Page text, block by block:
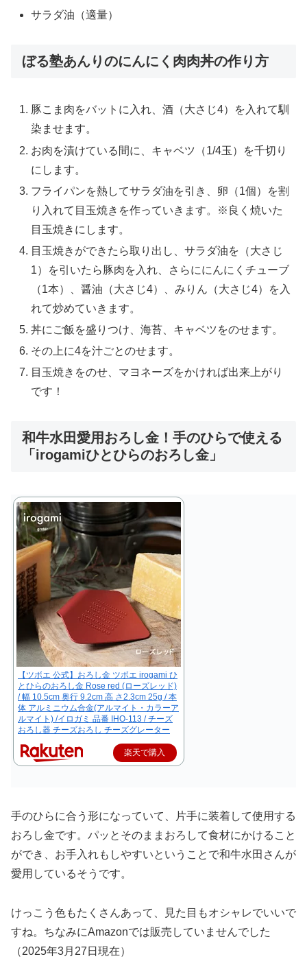
サラダ油（適量）
ぼる塾あんりのにんにく肉肉丼の作り方
豚こま肉をバットに入れ、酒（大さじ4）を入れて馴
染ませます。
お肉を漬けている間に、キャベツ（1/4玉）を千切り
にします。
フライパンを熱してサラダ油を引き、卵（1個）を割
り入れて目玉焼きを作っていきます。※良く焼いた
目玉焼きにします。
目玉焼きができたら取り出し、サラダ油を（大さじ
1）を引いたら豚肉を入れ、さらににんにくチューブ
（1本）、醤油（大さじ4）、みりん（大さじ4）を入
れて炒めていきます。
丼にご飯を盛りつけ、海苔、キャベツをのせます。
その上に4を汁ごとのせます。
目玉焼きをのせ、マヨネーズをかければ出来上がり
です！
和牛水田愛用おろし金！手のひらで使える
「irogamiひとひらのおろし金」
【ツボエ 公式】おろし金 ツボエ irogami ひ
とひらのおろし金 Rose red (ローズレッド)
/ 幅 10.5cm 奥行 9.2cm 高 さ2.3cm 25g / 本
体 アルミニウム合金(アルマイト・カラーア
ルマイト) /イロガミ 品番 IHO-113 / チーズ
おろし器 チーズおろし チーズグレーター
楽天で購入
手のひらに合う形になっていて、片手に装着して使用する
おろし金です。パッとそのままおろして食材にかけること
ができ、お手入れもしやすいということで和牛水田さんが
愛用しているそうです。
けっこう色もたくさんあって、見た目もオシャレでいいで
すね。ちなみにAmazonでは販売していませんでした
（2025年3月27日現在）